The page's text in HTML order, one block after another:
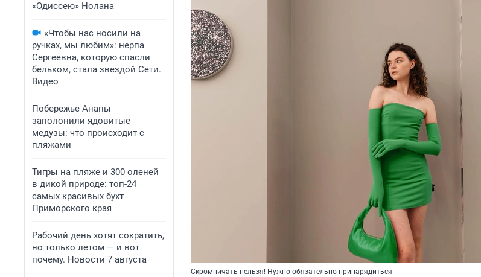
«Одиссею» Нолана
«Чтобы нас носили на
ручках, мы любим»: нерпа
Сергеевна, которую спасли
бельком, стала звездой Сети.
Видео
Побережье Анапы
заполонили ядовитые
медузы: что происходит с
пляжами
Тигры на пляже и 300 оленей
в дикой природе: топ-24
самых красивых бухт
Приморского края
Рабочий день хотят сократить,
но только летом — и вот
почему. Новости 7 августа
Скромничать нельзя! Нужно обязательно принарядиться